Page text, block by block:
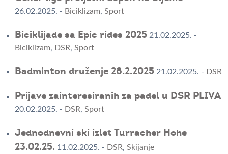
26.02.2025. - Biciklizam, Sport
Biciklijade sa Epic rides 2025 21.02.2025. -
Biciklizam, DSR, Sport
Badminton druženje 28.2.2025 21.02.2025. - DSR
Prijave zainteresiranih za padel u DSR PLIVA
20.02.2025. - DSR, Sport
Jednodnevni ski izlet Turracher Hohe
23.02.25. 11.02.2025. - DSR, Skijanje